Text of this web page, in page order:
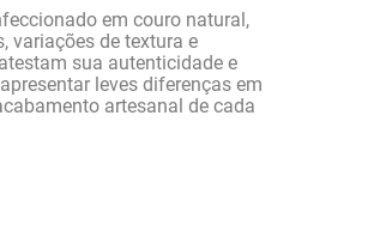
em couro natural,
variações de textura e
sua autenticidade e
leves diferenças em
artesanal de cada